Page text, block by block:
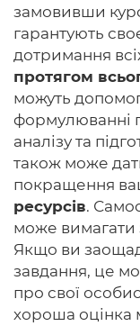
замовивши
гарантують
дотримання
протягом
можуть
формулюванні
аналізу та
також може
покращення
ресурсів.
може вимагати
Якщо ви
завдання, це
про свої
хороша оцінка